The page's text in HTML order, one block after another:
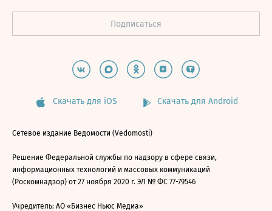
Скачать для iOS Скачать для Android
Сетевое издание Ведомости (Vedomosti)
Решение Федеральной службы по надзору в сфере связи,
информационных технологий и массовых коммуникаций
(Роскомнадзор) от 27 ноября 2020 г. ЭЛ № ФС 77-79546
Учредитель: АО «Бизнес Ньюс Медиа»